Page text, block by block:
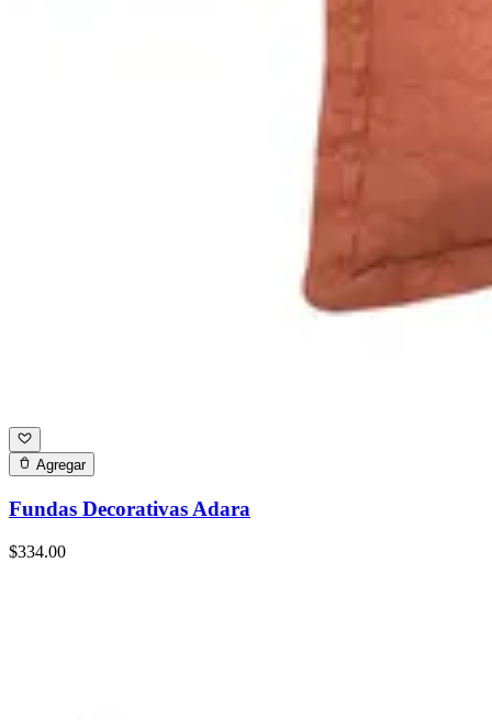
Agregar
Fundas Decorativas Adara
$334.00